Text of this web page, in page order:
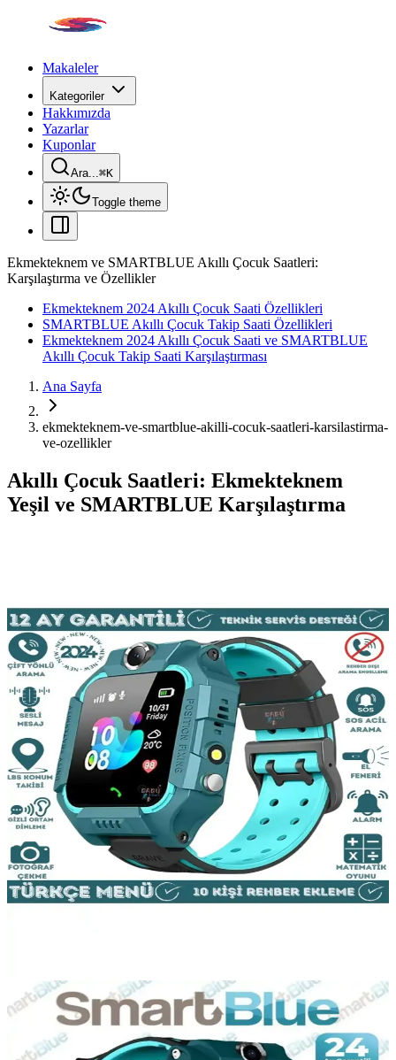
Makaleler
Kategoriler
Hakkımızda
Yazarlar
Kuponlar
Ara...⌘K
Toggle theme
Ekmekteknem ve SMARTBLUE Akıllı Çocuk Saatleri:
Karşılaştırma ve Özellikler
Ekmekteknem 2024 Akıllı Çocuk Saati Özellikleri
SMARTBLUE Akıllı Çocuk Takip Saati Özellikleri
Ekmekteknem 2024 Akıllı Çocuk Saati ve SMARTBLUE
Akıllı Çocuk Takip Saati Karşılaştırması
Ana Sayfa
ekmekteknem-ve-smartblue-akilli-cocuk-saatleri-karsilastirma-
ve-ozellikler
Akıllı Çocuk Saatleri: Ekmekteknem
Yeşil ve SMARTBLUE Karşılaştırma